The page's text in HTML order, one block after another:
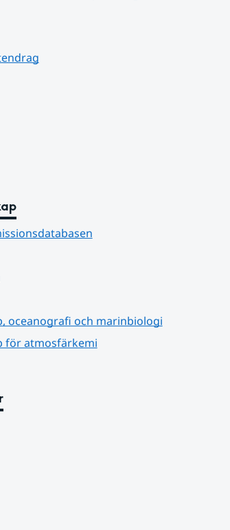
till annan webbplats.
oceanografi och marinbiologi
för atmosfärkemi
till annan webbplats.
till annan webbplats.